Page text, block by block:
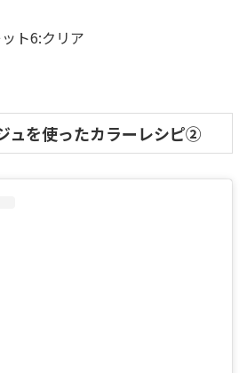
ト6:クリア
ュを使ったカラーレシピ②